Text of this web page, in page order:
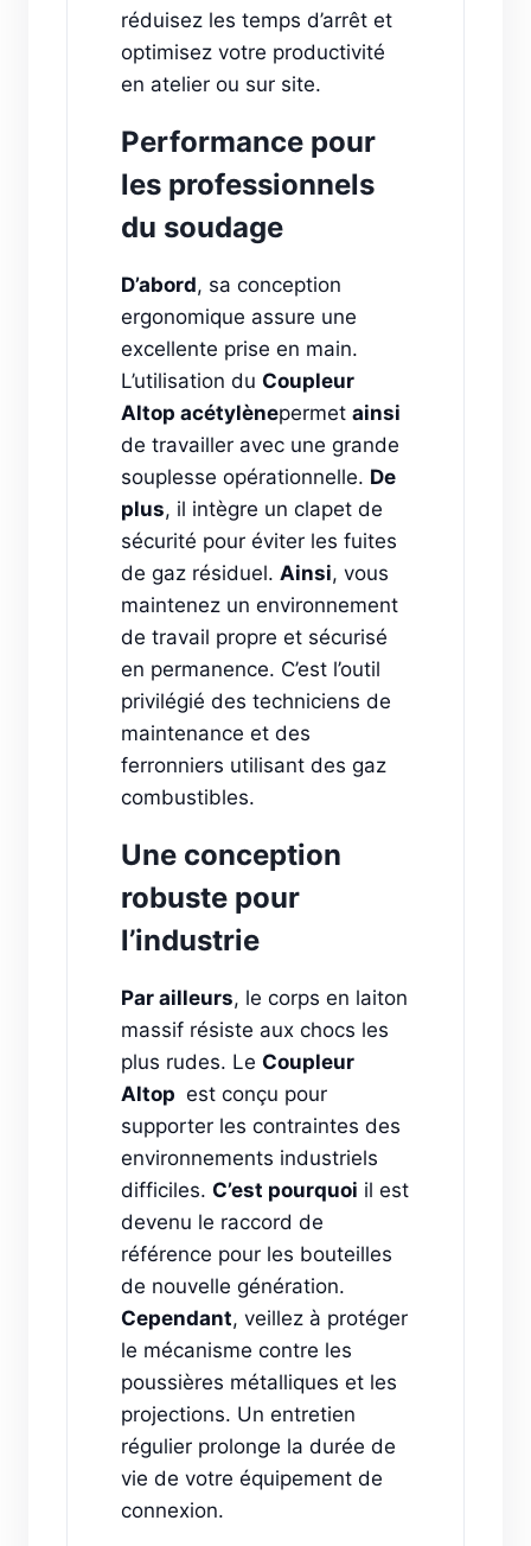
réduisez les temps d’arrêt et
optimisez votre productivité
en atelier ou sur site.
Performance pour
les professionnels
du soudage
D’abord, sa conception
ergonomique assure une
excellente prise en main.
L’utilisation du Coupleur
Altop acétylènepermet ainsi
de travailler avec une grande
souplesse opérationnelle. De
plus, il intègre un clapet de
sécurité pour éviter les fuites
de gaz résiduel. Ainsi, vous
maintenez un environnement
de travail propre et sécurisé
en permanence. C’est l’outil
privilégié des techniciens de
maintenance et des
ferronniers utilisant des gaz
combustibles.
Une conception
robuste pour
l’industrie
Par ailleurs, le corps en laiton
massif résiste aux chocs les
plus rudes. Le Coupleur
Altop est conçu pour
supporter les contraintes des
environnements industriels
difficiles. C’est pourquoi il est
devenu le raccord de
référence pour les bouteilles
de nouvelle génération.
Cependant, veillez à protéger
le mécanisme contre les
poussières métalliques et les
projections. Un entretien
régulier prolonge la durée de
vie de votre équipement de
connexion.